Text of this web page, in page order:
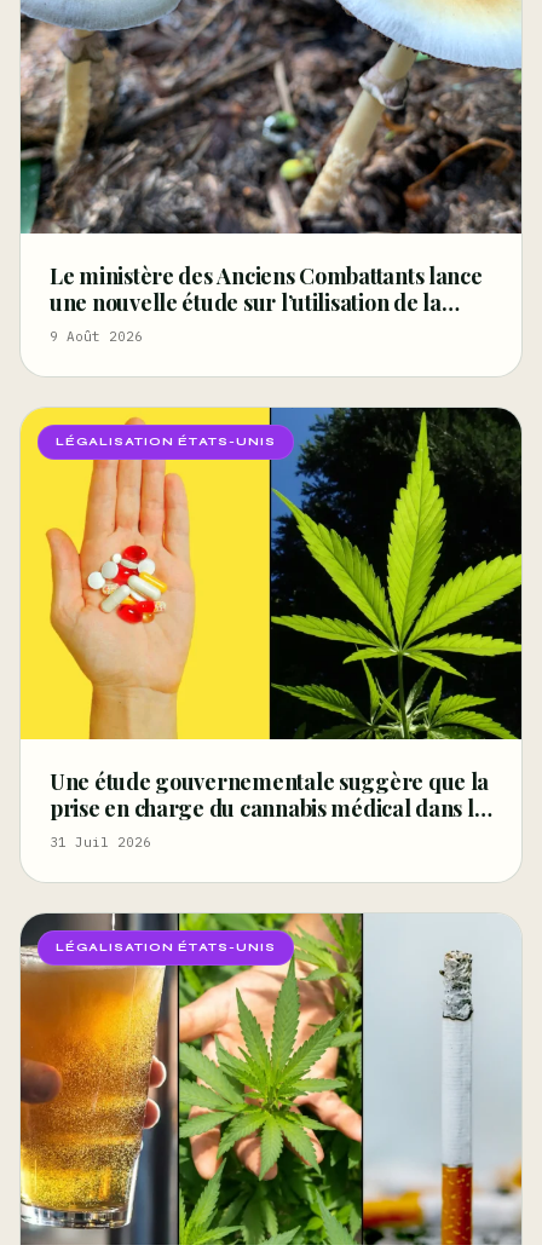
Le ministère des Anciens Combattants lance
une nouvelle étude sur l’utilisation de la
psilocybine pour traiter les anciens
syndrome de
9 Août 2026
LÉGALISATION ÉTATS-UNIS
Une étude gouvernementale suggère que la
prise en charge du cannabis médical dans le
cadre de l’indemnisation des accidents du
la
31 Juil 2026
LÉGALISATION ÉTATS-UNIS